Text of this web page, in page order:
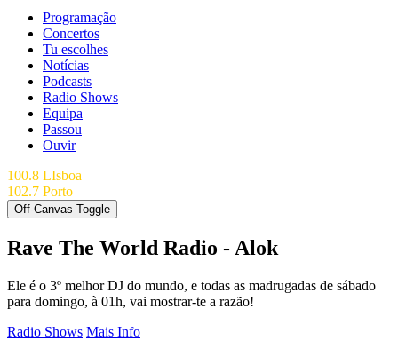
Programação
Concertos
Tu escolhes
Notícias
Podcasts
Radio Shows
Equipa
Passou
Ouvir
100.8 LIsboa
102.7 Porto
Off-Canvas Toggle
Rave The World Radio - Alok
Ele é o 3º melhor DJ do mundo, e todas as madrugadas de sábado
para domingo, à 01h, vai mostrar-te a razão!
Radio Shows Mais Info